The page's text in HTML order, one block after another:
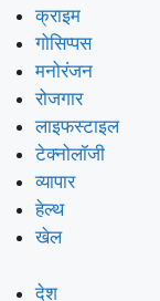
क्राइम
गोसिप्पस
मनोरंजन
रोजगार
लाइफस्टाइल
टेक्नोलॉजी
व्यापार
हेल्थ
खेल
देश